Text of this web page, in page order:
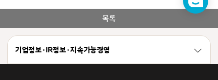
목록
챗
봇
기업정보 · IR정보 · 지속가능경영